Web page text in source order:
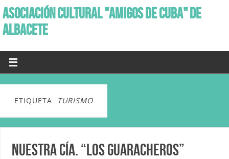
ASOCIACIÓN CULTURAL "AMIGOS DE CUBA" DE
ALBACETE
ETIQUETA: TURISMO
Nuestra Cía. “Los Guaracheros”